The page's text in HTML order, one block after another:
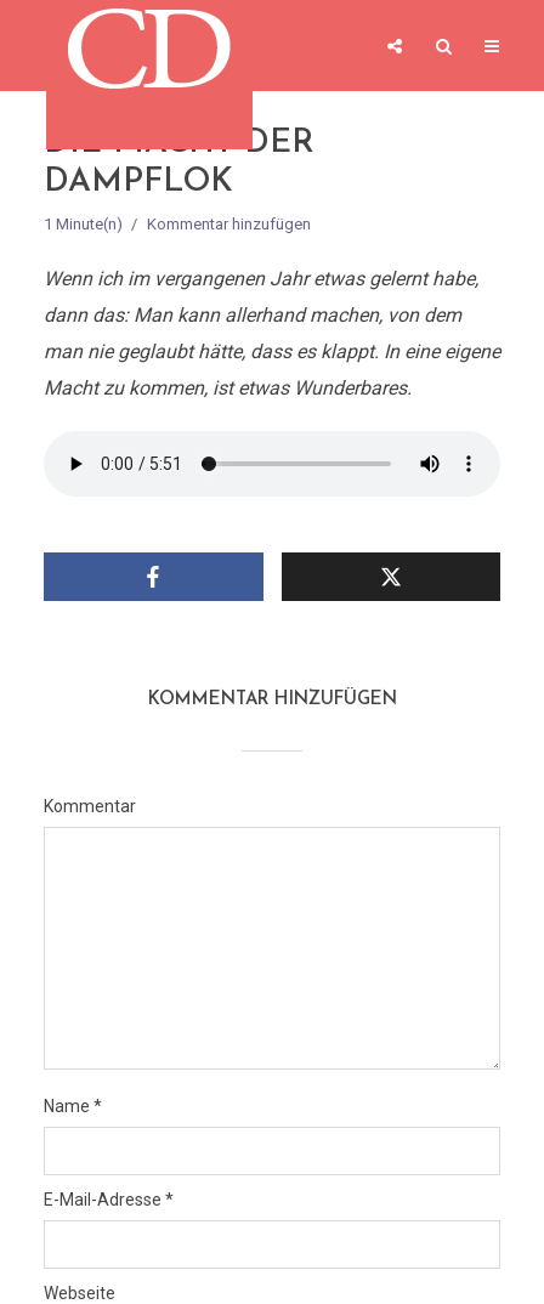
DIE MACHT DER
DAMPFLOK
1 Minute(n) Kommentar hinzufügen
Wenn ich im vergangenen Jahr etwas gelernt habe,
dann das: Man kann allerhand machen, von dem
man nie geglaubt hätte, dass es klappt. In eine eigene
Macht zu kommen, ist etwas Wunderbares.
KOMMENTAR HINZUFÜGEN
Kommentar
Name *
E-Mail-Adresse *
Webseite